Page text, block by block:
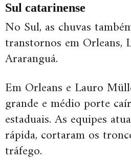
Sul catarinense
No Sul, as chuvas
transtornos em Orleans,
Araranguá.
Em Orleans e Lauro
grande e médio porte
estaduais. As equipes
rápida, cortaram os
tráfego.